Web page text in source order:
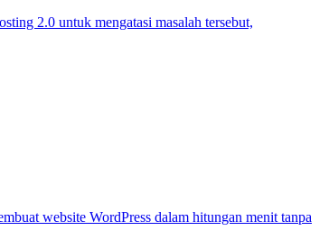
2.0 untuk mengatasi masalah tersebut,
website WordPress dalam hitungan menit tanpa